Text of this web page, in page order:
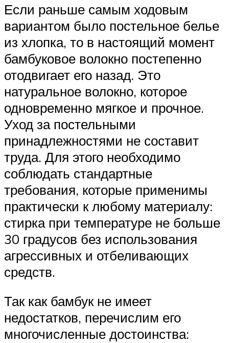
Если раньше самым ходовым
вариантом было постельное белье
из хлопка, то в настоящий момент
бамбуковое волокно постепенно
отодвигает его назад. Это
натуральное волокно, которое
одновременно мягкое и прочное.
Уход за постельными
принадлежностями не составит
труда. Для этого необходимо
соблюдать стандартные
требования, которые применимы
практически к любому материалу:
стирка при температуре не больше
30 градусов без использования
агрессивных и отбеливающих
средств.
Так как бамбук не имеет
недостатков, перечислим его
многочисленные достоинства: